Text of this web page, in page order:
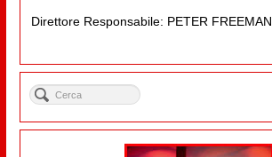
Direttore Responsabile: PETER FREEMAN